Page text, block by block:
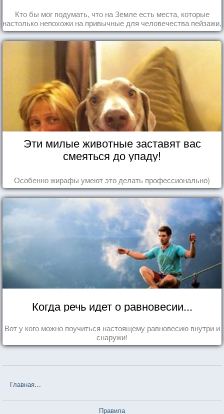
Кто бы мог подумать, что на Земле есть места, которые
настолько непохожи на привычные для человечества пейзажи,
что кажутся и вовсе инопланетными!
Эти милые животные заставят вас
смеяться до упаду!
Особенно жирафы умеют это делать профессионально)
Когда речь идет о равновесии...
Вот у кого можно поучиться настоящему равновесию внутри и
снаружи!
Главная
Правила